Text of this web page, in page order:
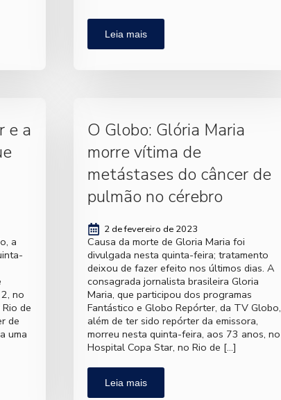
Leia mais
e a
a
no
de
de
uma
O Globo: Glória Maria
morre vítima de
metástases do câncer de
pulmão no cérebro
2 de fevereiro de 2023
Causa da morte de Gloria Maria foi
divulgada nesta quinta-feira; tratamento
deixou de fazer efeito nos últimos dias. A
consagrada jornalista brasileira Gloria
Maria, que participou dos programas
Fantástico e Globo Repórter, da TV Globo,
além de ter sido repórter da emissora,
morreu nesta quinta-feira, aos 73 anos, no
Hospital Copa Star, no Rio de […]
Leia mais